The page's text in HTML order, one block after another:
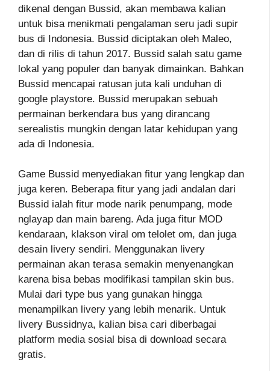
dikenal dengan Bussid, akan membawa kalian
untuk bisa menikmati pengalaman seru jadi supir
bus di Indonesia. Bussid diciptakan oleh Maleo,
dan di rilis di tahun 2017. Bussid salah satu game
lokal yang populer dan banyak dimainkan. Bahkan
Bussid mencapai ratusan juta kali unduhan di
google playstore. Bussid merupakan sebuah
permainan berkendara bus yang dirancang
serealistis mungkin dengan latar kehidupan yang
ada di Indonesia.
Game Bussid menyediakan fitur yang lengkap dan
juga keren. Beberapa fitur yang jadi andalan dari
Bussid ialah fitur mode narik penumpang, mode
nglayap dan main bareng. Ada juga fitur MOD
kendaraan, klakson viral om telolet om, dan juga
desain livery sendiri. Menggunakan livery
permainan akan terasa semakin menyenangkan
karena bisa bebas modifikasi tampilan skin bus.
Mulai dari type bus yang gunakan hingga
menampilkan livery yang lebih menarik. Untuk
livery Bussidnya, kalian bisa cari diberbagai
platform media sosial bisa di download secara
gratis.